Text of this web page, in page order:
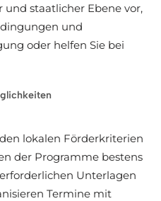
staatlicher Ebene vor,
und
oder helfen Sie bei
lokalen Förderkriterien
der Programme bestens
Unterlagen
Termine mit